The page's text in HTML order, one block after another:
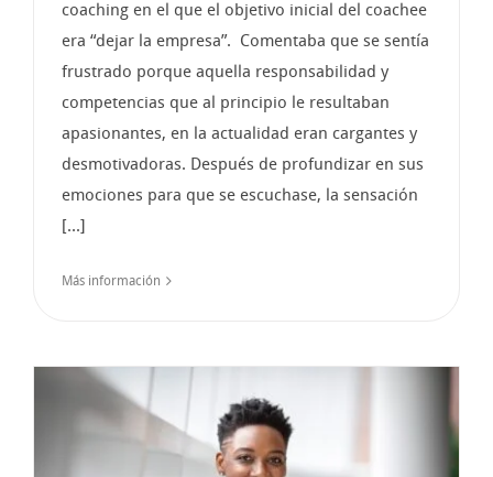
coaching en el que el objetivo inicial del coachee
era “dejar la empresa”. Comentaba que se sentía
frustrado porque aquella responsabilidad y
competencias que al principio le resultaban
apasionantes, en la actualidad eran cargantes y
desmotivadoras. Después de profundizar en sus
emociones para que se escuchase, la sensación
[...]
Más información